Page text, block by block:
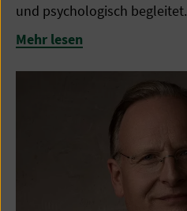
und psychologisch begleitet.
Mehr lesen